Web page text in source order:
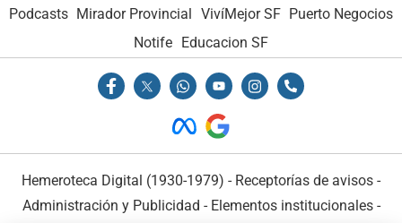
Podcasts Mirador Provincial VivíMejor SF Puerto Negocios
Notife Educacion SF
Hemeroteca Digital (1930-1979) - Receptorías de avisos -
Administración y Publicidad - Elementos institucionales-